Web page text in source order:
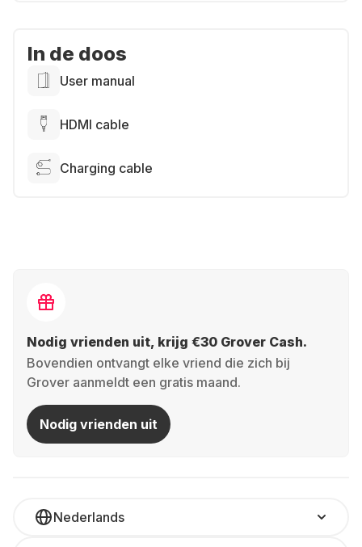
In de doos
User manual
HDMI cable
Charging cable
Nodig vrienden uit, krijg €30 Grover Cash.
Bovendien ontvangt elke vriend die zich bij
Grover aanmeldt een gratis maand.
Nodig vrienden uit
Nederlands